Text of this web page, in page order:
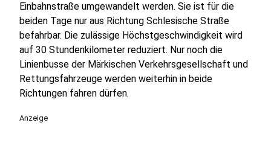
Einbahnstraße umgewandelt werden. Sie ist für die
beiden Tage nur aus Richtung Schlesische Straße
befahrbar. Die zulässige Höchstgeschwindigkeit wird
auf 30 Stundenkilometer reduziert. Nur noch die
Linienbusse der Märkischen Verkehrsgesellschaft und
Rettungsfahrzeuge werden weiterhin in beide
Richtungen fahren dürfen.
Anzeige